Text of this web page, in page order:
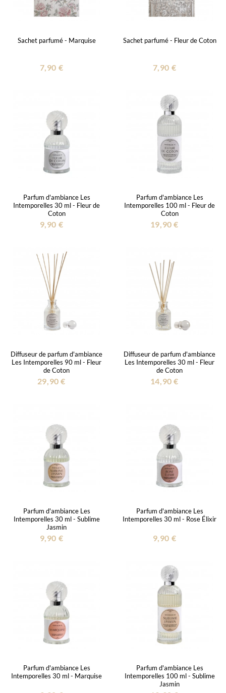
Sachet parfumé - Marquise
7,90 €
Sachet parfumé - Fleur de Coton
7,90 €
Parfum d'ambiance Les
Intemporelles 30 ml - Fleur de
Coton
9,90 €
Parfum d'ambiance Les
Intemporelles 100 ml - Fleur de
Coton
19,90 €
Diffuseur de parfum d'ambiance
Les Intemporelles 90 ml - Fleur
de Coton
29,90 €
Diffuseur de parfum d'ambiance
Les Intemporelles 30 ml - Fleur
de Coton
14,90 €
Parfum d'ambiance Les
Intemporelles 30 ml - Sublime
Jasmin
9,90 €
Parfum d'ambiance Les
Intemporelles 30 ml - Rose Élixir
9,90 €
Parfum d'ambiance Les
Intemporelles 30 ml - Marquise
Parfum d'ambiance Les
Intemporelles 100 ml - Sublime
Jasmin